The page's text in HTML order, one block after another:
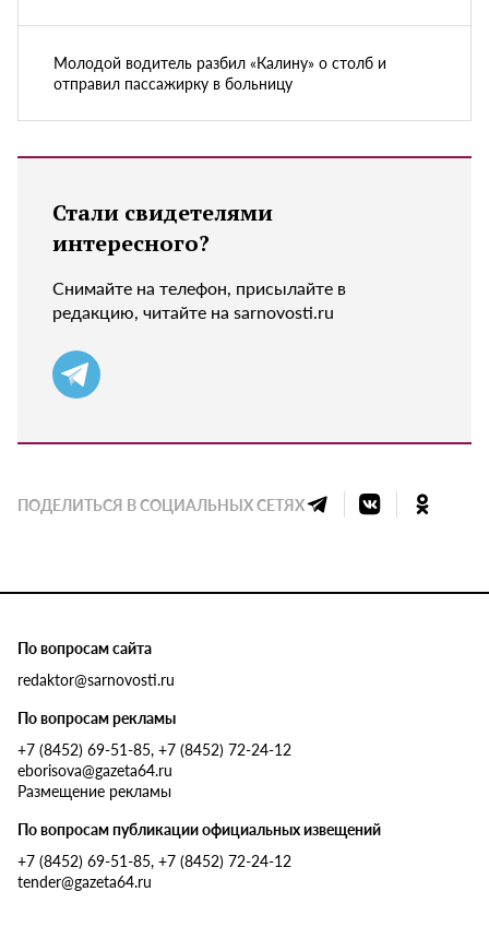
Молодой водитель разбил «Калину» о столб и
отправил пассажирку в больницу
Стали свидетелями
интересного?
Снимайте на телефон, присылайте в
редакцию, читайте на sarnovosti.ru
ПОДЕЛИТЬСЯ В СОЦИАЛЬНЫХ СЕТЯХ
По вопросам сайта
redaktor@sarnovosti.ru
По вопросам рекламы
+7 (8452) 69-51-85, +7 (8452) 72-24-12
eborisova@gazeta64.ru
Размещение рекламы
По вопросам публикации официальных извещений
+7 (8452) 69-51-85, +7 (8452) 72-24-12
tender@gazeta64.ru